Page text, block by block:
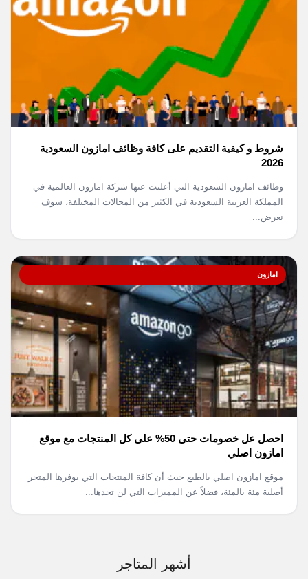
شروط و كيفية التقديم على كافة وظائف امازون السعودية
2026
وظائف امازون السعودية التي أعلنت عنها شركة امازون العالمية في
المملكة العربية السعودية في الكثير من المجالات المختلفة، سوف
نعرض...
امازون
احصل عل خصومات حتى 50% على كل المنتجات مع موقع
امازون اصلي
موقع امازون اصلي بالطبع حيث أن كافة المنتجات التي يوفرها المتجر
أصلية مئة بالمئة، فضلاً عن المميزات التي لن تجدها...
أشهر المتاجر